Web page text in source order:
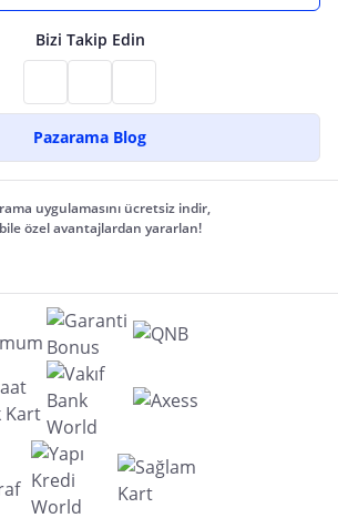
Bizi Takip Edin
Pazarama Blog
uygulamasını ücretsiz indir,
özel avantajlardan yararlan!